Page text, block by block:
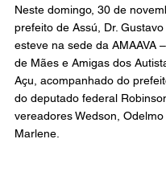
Neste domingo, 30 de
prefeito de Assú, Dr. Gustavo
esteve na sede da AMAAVA
de Mães e Amigas dos
Açu, acompanhado do
do deputado federal
vereadores Wedson,
Marlene.